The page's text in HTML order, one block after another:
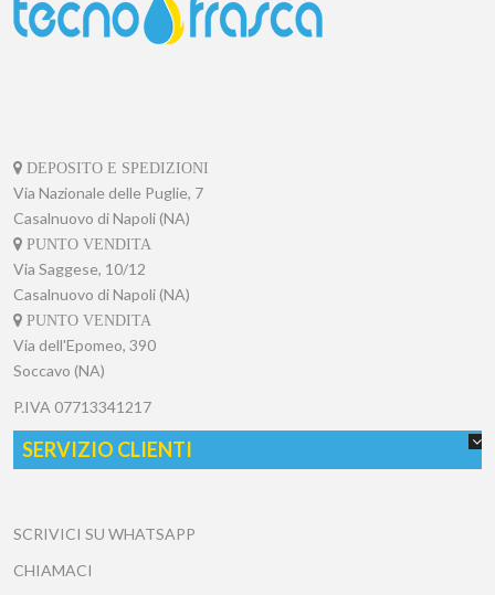
DEPOSITO E SPEDIZIONI
Via Nazionale delle Puglie, 7
Casalnuovo di Napoli (NA)
PUNTO VENDITA
Via Saggese, 10/12
Casalnuovo di Napoli (NA)
PUNTO VENDITA
Via dell'Epomeo, 390
Soccavo (NA)
P.IVA 07713341217
SERVIZIO CLIENTI
SCRIVICI SU WHATSAPP
CHIAMACI